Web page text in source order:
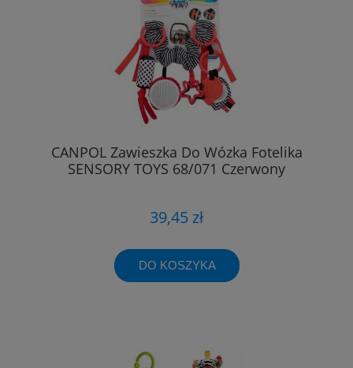
CANPOL Zawieszka Do Wózka Fotelika
SENSORY TOYS 68/071 Czerwony
39,45 zł
DO KOSZYKA